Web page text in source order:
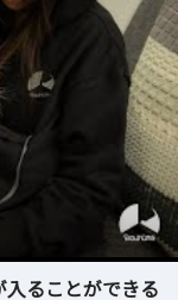
ることができる